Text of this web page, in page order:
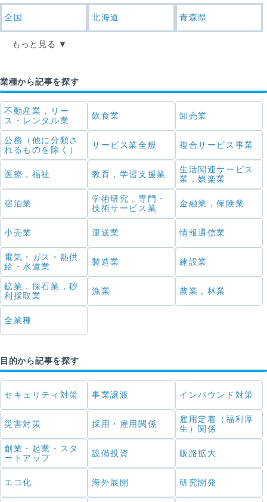
全国 北海道 青森県
もっと見る
業種から記事を探す
不動産業，リー
ス・レンタル業
飲食業 卸売業
公務（他に分類さ
れるものを除く）
サービス業全般 複合サービス事業
医療，福祉 教育，学習支援業
生活関連サービス
業，娯楽業
宿泊業
学術研究，専門・
技術サービス業
金融業，保険業
小売業 運送業 情報通信業
電気・ガス・熱供
給・水道業
製造業 建設業
鉱業，採石業，砂
利採取業
漁業 農業，林業
全業種
目的から記事を探す
セキュリティ対策 事業譲渡 インバウンド対策
災害対策 採用・雇用関係
雇用定着（福利厚
生）関係
創業・起業・スタ
ートアップ
設備投資 販路拡大
エコ化 海外展開 研究開発